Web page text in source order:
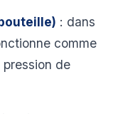
: dans
comme
de